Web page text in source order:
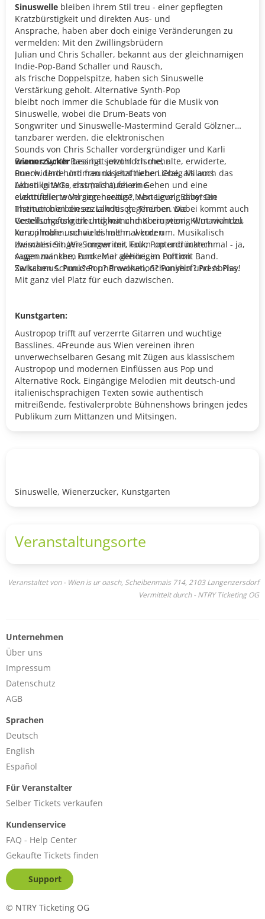
Sinuswelle bleiben ihrem Stil treu - einer gepflegten
Kratzbürstigkeit und direkten Aus- und
Ansprache, haben aber doch einige Veränderungen zu
vermelden: Mit den Zwillingsbrüdern
Julian und Chris Schaller, bekannt aus der gleichnamigen
Indie-Pop-Band Schaller und Rausch,
als frische Doppelspitze, haben sich Sinuswelle
Verstärkung geholt. Alternative Synth-Pop
bleibt noch immer die Schublade für die Musik von
Sinuswelle, wobei die Drum-Beats von
Songwriter und Sinuswelle-Mastermind Gerald Gölzner
tanzbarer werden, die elektronischen
Sounds von Chris Schaller vordergründiger und Karli
Brauns Synth Bass hat jetzt noch mehr
Punch. Und hört man da jetzt neben Craig Milams
Akustikgitarre erstmals auch eine
elektrifizierte Version heraus? Next Level, Baby! Die
Themen bleiben sozialkritisch. Themen wie
Verteilungsungerechtigkeit und Korruption, Klimawandel,
Xenophobie und vieles mehr, werden
thematisiert. Wie immer mit kaum unterdrücktem
Augenzwinkern und einer gehörigen Portion
Sarkasmus. Punk? Pop? Provokation? Ponyhof? Press Play!
wienerzuckerbesingt sowohl frische, alte, erwiderte,
unerwiderte und freundschaftliche Liebe, als auch das
Leben in WGs, das (nicht) feiern Gehen und eine
eventuelle, wohl gegenseitige, Abneigung diversen
Institutionen dieses Landes gegenüber. Dabei kommt auch
Gesellschaftskritik und manchmal ein wenig Wut nicht zu
kurz, i mahn, schau di halt mal kurz um. Musikalisch
zwischen Singer-Songwriter, Folk, Pop und manchmal - ja,
sagen manche, Punk. Mal alleine, im Loft mit Band.
Zwischen Schmusen und weinen, Schunkeln und Abriss.
Mit ganz viel Platz für euch dazwischen.
Kunstgarten:
Austropop trifft auf verzerrte Gitarren und wuchtige
Basslines. 4Freunde aus Wien vereinen ihren
unverwechselbaren Gesang mit Zügen aus klassischem
Austropop und modernen Einflüssen aus Pop und
Alternative Rock. Eingängige Melodien mit deutsch-und
italienischsprachigen Texten sowie authentisch
mitreißende, festivalerprobte Bühnenshows bringen jedes
Publikum zum Mittanzen und Mitsingen.
Sinuswelle, Wienerzucker, Kunstgarten
Veranstaltungsorte
Veranstaltet von - Wien is ur oasch, Scheibenmais 714, 2103 Langenzersdorf
Vermittelt durch - NTRY Ticketing OG
Unternehmen
Über uns
Impressum
Datenschutz
AGB
Sprachen
Deutsch
English
Español
Für Veranstalter
Selber Tickets verkaufen
Kundenservice
FAQ - Help Center
Gekaufte Tickets finden
Support
© NTRY Ticketing OG